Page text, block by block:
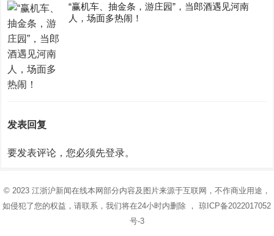
“赢机车、抽金条，游庄园”，当郎酒遇见河南
人，场面多热闹！
发表回复
要发表评论，您必须先登录。
© 2023 江浙沪新闻在线本网部分内容及图片来源于互联网，不作商业用途，
如侵犯了您的权益，请联系，我们将在24小时内删除 ，琼ICP备2022017052
号-3